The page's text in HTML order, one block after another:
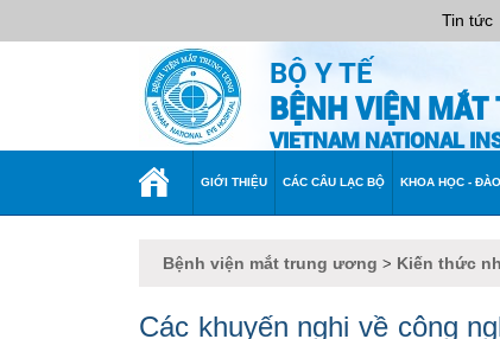
Tin tức
BỘ Y TẾ
BỆNH VIỆN
VIETNAM NATIONAL
TRANG GIỚI THIỆU CÁC CÂU LẠC BỘ KHOA HỌC -
Bệnh viện mắt trung ương > Kiến thức
Các khuyến nghị về công